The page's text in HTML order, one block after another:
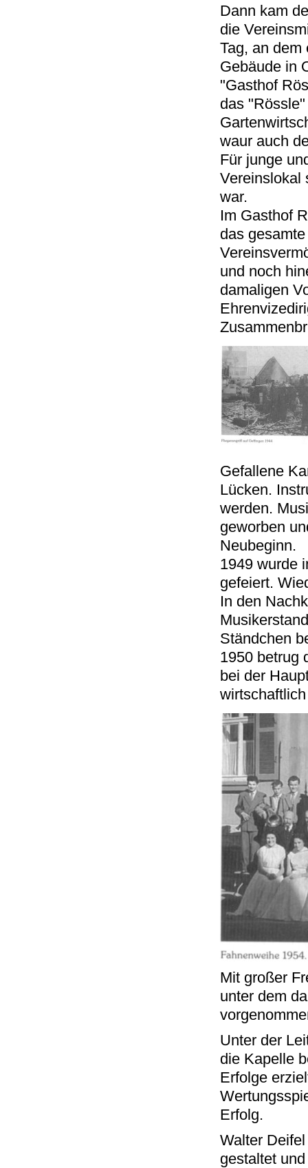
Dann kam
die
Tag, an
Gebäude in
"Gasthof
das
waur auch
Für junge
Vereinslokal
war.
Im Gasthof
das
und noch
damaligen
Gefallene
Lücken.
werden.
geworben
Neubeginn.
1949 wurde
gefeiert.
In den
Ständchen
1950 betrug
bei der
Mit großer
unter dem
Unter der
die Kapelle
Erfolge
Erfolg.
Walter
gestaltet